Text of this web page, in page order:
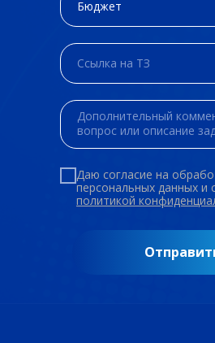
Даю согласие на
персональных данных и
политикой